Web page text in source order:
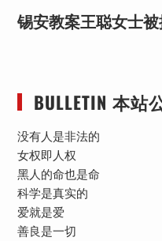
锡安教案王聪女士
BULLETIN 本站
没有人是非法的
女权即人权
黑人的命也是命
科学是真实的
爱就是爱
善良是一切